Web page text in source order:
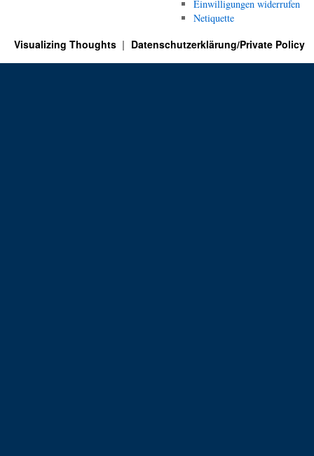
Einwilligungen widerrufen
Netiquette
Visualizing Thoughts Datenschutzerklärung/Private Policy